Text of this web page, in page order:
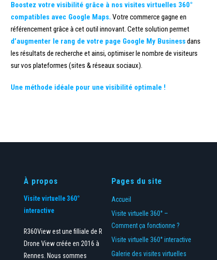
Boostez votre visibilité grâce à nos visites virtuelles 360°
compatibles avec Google Maps. Votre commerce gagne en
référencement grâce à cet outil innovant. Cette solution permet
d’augmenter le rang de votre page Google My Businessdans
les résultats de recherche et ainsi, optimiser le nombre de visiteurs
sur vos plateformes (sites & réseaux sociaux).
Une méthode idéale pour une visibilité optimale !
À propos
Visite virtuelle 360°
interactive
R360View est une filliale de R
Drone View créée en 2016 à
Rennes. Nous sommes
Pages du site
Accueil
Visite virtuelle 360° –
Comment ça fonctionne ?
Visite virtuelle 360° interactive
Galerie des visites virtuelles